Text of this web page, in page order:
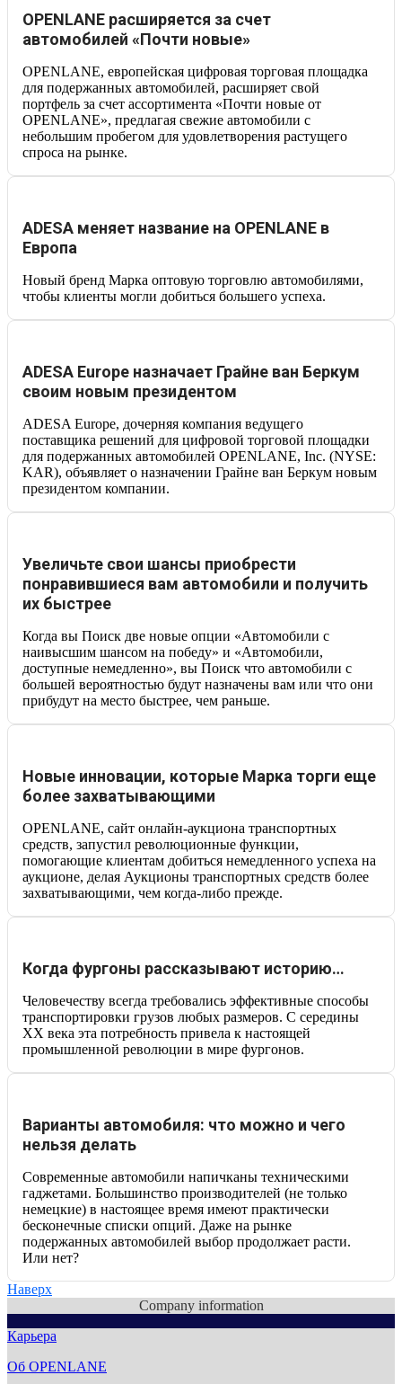
OPENLANE расширяется за счет
автомобилей «Почти новые»
OPENLANE, европейская цифровая торговая площадка
для подержанных автомобилей, расширяет свой
портфель за счет ассортимента «Почти новые от
OPENLANE», предлагая свежие автомобили с
небольшим пробегом для удовлетворения растущего
спроса на рынке.
ADESA меняет название на OPENLANE в
Европа
Новый бренд Марка оптовую торговлю автомобилями,
чтобы клиенты могли добиться большего успеха.
ADESA Europe назначает Грайне ван Беркум
своим новым президентом
ADESA Europe, дочерняя компания ведущего
поставщика решений для цифровой торговой площадки
для подержанных автомобилей OPENLANE, Inc. (NYSE:
KAR), объявляет о назначении Грайне ван Беркум новым
президентом компании.
Увеличьте свои шансы приобрести
понравившиеся вам автомобили и получить
их быстрее
Когда вы Поиск две новые опции «Автомобили с
наивысшим шансом на победу» и «Автомобили,
доступные немедленно», вы Поиск что автомобили с
большей вероятностью будут назначены вам или что они
прибудут на место быстрее, чем раньше.
Новые инновации, которые Марка торги еще
более захватывающими
OPENLANE, сайт онлайн-аукциона транспортных
средств, запустил революционные функции,
помогающие клиентам добиться немедленного успеха на
аукционе, делая Аукционы транспортных средств более
захватывающими, чем когда-либо прежде.
Когда фургоны рассказывают историю…
Человечеству всегда требовались эффективные способы
транспортировки грузов любых размеров. С середины
XX века эта потребность привела к настоящей
промышленной революции в мире фургонов.
Варианты автомобиля: что можно и чего
нельзя делать
Современные автомобили напичканы техническими
гаджетами. Большинство производителей (не только
немецкие) в настоящее время имеют практически
бесконечные списки опций. Даже на рынке
подержанных автомобилей выбор продолжает расти.
Или нет?
Наверх
Company information
Карьера
Об OPENLANE